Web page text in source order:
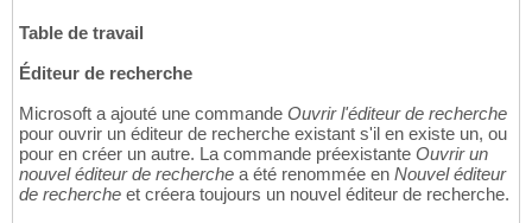
Table de travail
Éditeur de recherche
Microsoft a ajouté une commande Ouvrir l'éditeur de recherche
pour ouvrir un éditeur de recherche existant s'il en existe un, ou
pour en créer un autre. La commande préexistante Ouvrir un
nouvel éditeur de recherche a été renommée en Nouvel éditeur
de recherche et créera toujours un nouvel éditeur de recherche.